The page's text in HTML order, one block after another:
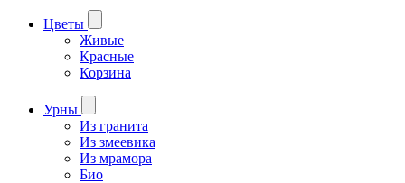
Цветы
Живые
Красные
Корзина
Урны
Из гранита
Из змеевика
Из мрамора
Био